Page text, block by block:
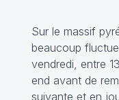
Sur le massif
beaucoup
vendredi, entre
end avant de
suivante et en